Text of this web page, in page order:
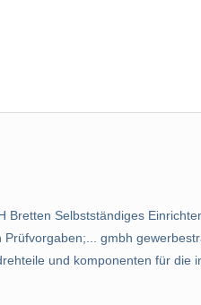
Selbstständiges
gmbh
und komponenten für die